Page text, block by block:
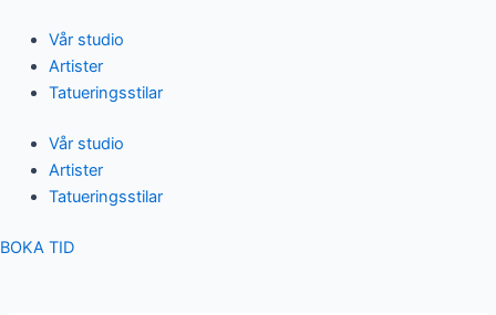
content
Vår studio
Artister
Tatueringsstilar
Vår studio
Artister
Tatueringsstilar
BOKA TID
navigation